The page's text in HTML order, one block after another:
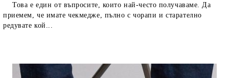
Това е един от въпросите, които най-често получаваме. Да
приемем, че имате чекмедже, пълно с чорапи и старателно
редувате кой...